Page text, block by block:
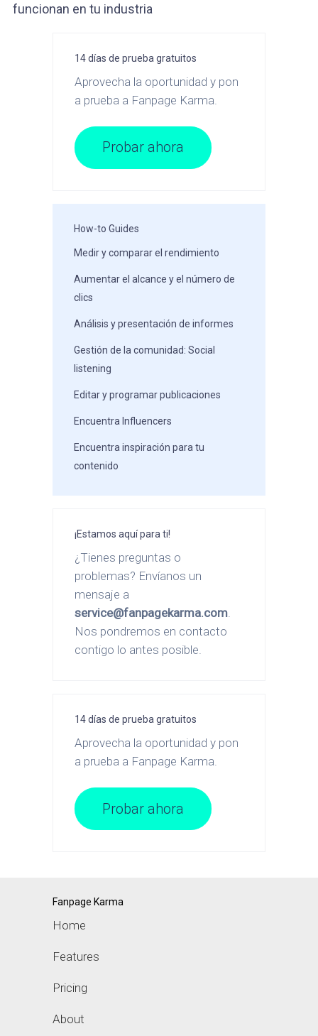
funcionan en tu industria
14 días de prueba gratuitos
Aprovecha la oportunidad y pon
a prueba a Fanpage Karma.
Probar ahora
How-to Guides
Medir y comparar el rendimiento
Aumentar el alcance y el número de
clics
Análisis y presentación de informes
Gestión de la comunidad: Social
listening
Editar y programar publicaciones
Encuentra Influencers
Encuentra inspiración para tu
contenido
¡Estamos aquí para ti!
¿Tienes preguntas o
problemas? Envíanos un
mensaje a
service@fanpagekarma.com.
Nos pondremos en contacto
contigo lo antes posible.
14 días de prueba gratuitos
Aprovecha la oportunidad y pon
a prueba a Fanpage Karma.
Probar ahora
Fanpage Karma
Home
Features
Pricing
About